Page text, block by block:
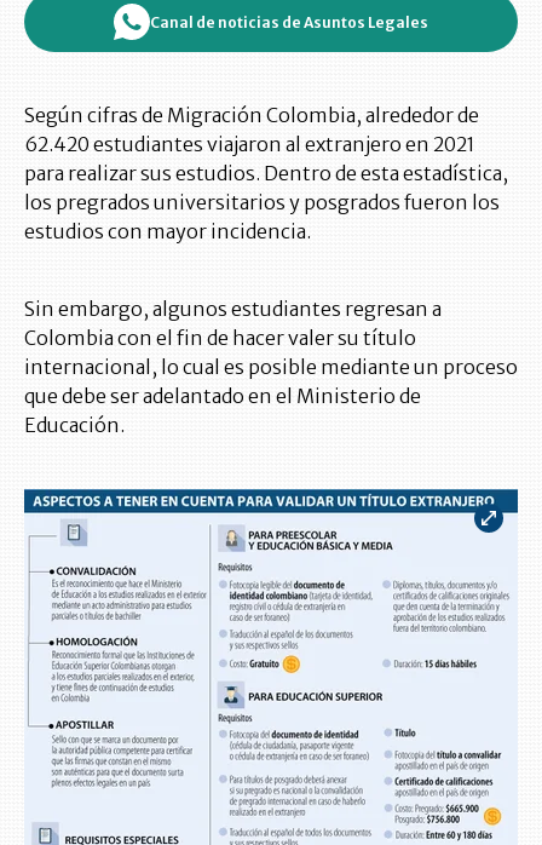
Canal de noticias de Asuntos Legales
Según cifras de Migración Colombia, alrededor de
62.420 estudiantes viajaron al extranjero en 2021
para realizar sus estudios. Dentro de esta estadística,
los pregrados universitarios y posgrados fueron los
estudios con mayor incidencia.
Sin embargo, algunos estudiantes regresan a
Colombia con el fin de hacer valer su título
internacional, lo cual es posible mediante un proceso
que debe ser adelantado en el Ministerio de
Educación.